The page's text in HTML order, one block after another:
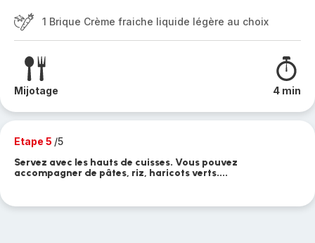
1 Brique Crème fraiche liquide légère au choix
Mijotage 4 min
Etape 5 /5
Servez avec les hauts de cuisses. Vous pouvez
accompagner de pâtes, riz, haricots verts....